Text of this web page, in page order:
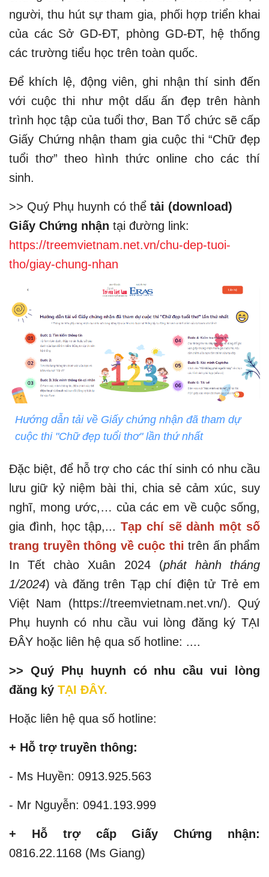
người, thu hút sự tham gia, phối hợp triển khai
của các Sở GD-ĐT, phòng GD-ĐT, hệ thống
các trường tiểu học trên toàn quốc.
Để khích lệ, động viên, ghi nhận thí sinh đến
với cuộc thi như một dấu ấn đẹp trên hành
trình học tập của tuổi thơ, Ban Tổ chức sẽ cấp
Giấy Chứng nhận tham gia cuộc thi “Chữ đẹp
tuổi thơ” theo hình thức online cho các thí
sinh.
>> Quý Phụ huynh có thể tải (download)
Giấy Chứng nhận tại đường link:
https://treemvietnam.net.vn/chu-dep-tuoi-
tho/giay-chung-nhan
Hướng dẫn tải về Giấy chứng nhận đã tham dự
cuộc thi "Chữ đẹp tuổi thơ" lần thứ nhất
Đặc biệt, để hỗ trợ cho các thí sinh có nhu cầu
lưu giữ kỷ niệm bài thi, chia sẻ cảm xúc, suy
nghĩ, mong ước,… của các em về cuộc sống,
gia đình, học tập,...Tạp chí sẽ dành một số
trang truyền thông về cuộc thi trên ấn phẩm
In Tết chào Xuân 2024 (phát hành tháng
1/2024) và đăng trên Tạp chí điện tử Trẻ em
Việt Nam (https://treemvietnam.net.vn/). Quý
Phụ huynh có nhu cầu vui lòng đăng ký TẠI
ĐÂY hoặc liên hệ qua số hotline: ....
>> Quý Phụ huynh có nhu cầu vui lòng
đăng ký TẠI ĐÂY.
Hoặc liên hệ qua số hotline:
+ Hỗ trợ truyền thông:
- Ms Huyền: 0913.925.563
- Mr Nguyễn: 0941.193.999
+ Hỗ trợ cấp Giấy Chứng nhận:
0816.22.1168 (Ms Giang)